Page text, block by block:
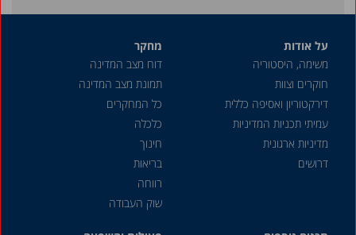
על אודות
משימה, היסטוריה
חוקרים וצוות
דירקטוריון ואסיפה כללית
עמיתי תכניות המדיניות
מדיניות ארגונית
דרושים
מחקר
דוח מצב המדינה
תמונת מצב המדינה
כל המחקרים
כלכלה
חינוך
בריאות
רווחה
שוק העבודה